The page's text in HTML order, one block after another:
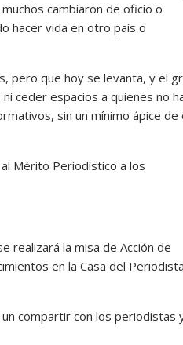
cambiaron de oficio o
hacer vida en otro país o
pero que hoy se levanta, y el
ceder espacios a quienes no
sin un mínimo ápice de
Mérito Periodístico a los
realizará la misa de Acción de
en la Casa del
compartir con los periodistas